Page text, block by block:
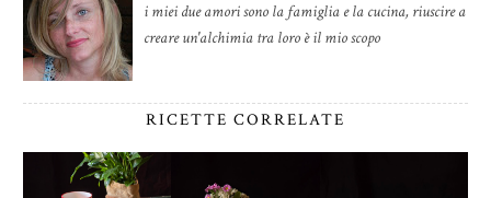
i miei due amori sono la famiglia e la cucina, riuscire a
creare un'alchimia tra loro è il mio scopo
RICETTE CORRELATE